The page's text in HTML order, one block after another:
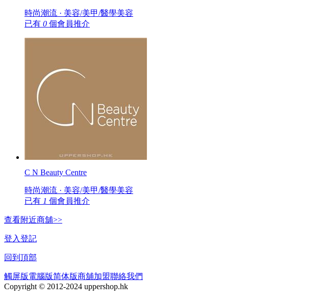
時尚潮流 · 美容/美甲/醫學美容
已有 0 個會員推介
C N Beauty Centre
時尚潮流 · 美容/美甲/醫學美容
已有 1 個會員推介
查看附近商舖>>
登入登記
回到頂部
觸屏版電腦版简体版商舖加盟聯絡我們
Copyright © 2012-2024 uppershop.hk